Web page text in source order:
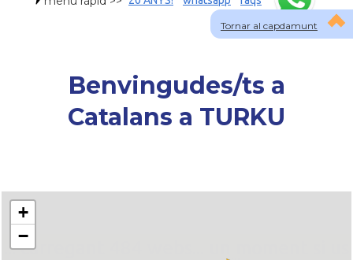
Tornar al capdamunt
Benvingudes/ts a
Catalans a TURKU
... carregant 484 webs... un moment si us
+
−